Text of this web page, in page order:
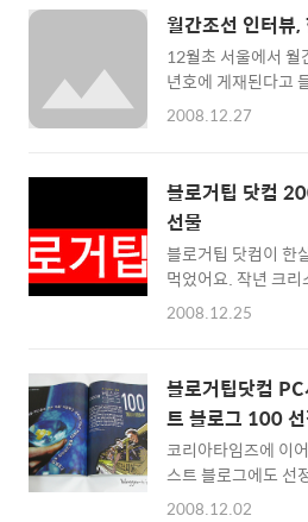
에 참여해 주신 분들
일만 생기시길 바래
첨하되 가장 어린 ..
시길 권합니다. 아
때마다 더 좋은 글
(링크)를 포함한 스
로그를 시작하는 이
http://
로그를 시작해야 하
http://
물에서 배우는 블
월간조선 인터뷰
12월초 서울에서 월
년호에 게재된다고
요. 저를 포함, 블로
그의 그만님, 라디
님 이렇게 세 분입
블로거들인 만큼 오
강호분들이었습니
2003년, 2004년,
2007년은 전데요,
영광스럽고 기분 좋
을 하게 해 주신 월
사 말씀 올립니다..
2008.12.27
블로거팁 닷컴
선물
블로거팁 닷컴이 한
먹었어요. 작년 크
거팁 닷컴 2007년,
새록 떠오릅니다.
이요. 하도 오랫동
흘리면서 블로깅을
2년이라는 세월이
은 블로거팁 닷컴에
말할 수 있겠는데요.
2008.12.25
블로거팁닷컴
트 블로그 100
코리아타임즈에 이
스트 블로그에도 선
베스트 블로그는 다
2008.12.02